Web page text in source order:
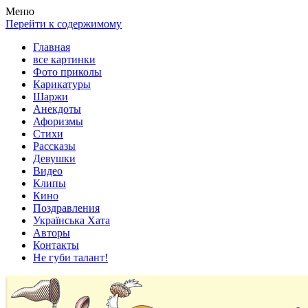
Весела хата — прикольные картинки, смешные истории, клипы!
Покажем всем ваши фото приколы, карикатуры, шаржи, стихи,
Меню
Перейти к содержимому
Главная
все картинки
Фото приколы
Карикатуры
Шаржи
Анекдоты
Афоризмы
Стихи
Рассказы
Девушки
Видео
Клипы
Кино
Поздравления
Українська Хата
Авторы
Контакты
Не губи талант!